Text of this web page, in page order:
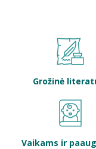
Bibliotekoms
Grožinė
Vaikams ir